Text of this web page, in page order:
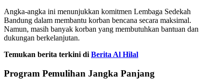
Angka-angka ini menunjukkan komitmen Lembaga Sedekah
Bandung dalam membantu korban bencana secara maksimal.
Namun, masih banyak korban yang membutuhkan bantuan dan
dukungan berkelanjutan.
Temukan berita terkini di Berita Al Hilal
Program Pemulihan Jangka Panjang